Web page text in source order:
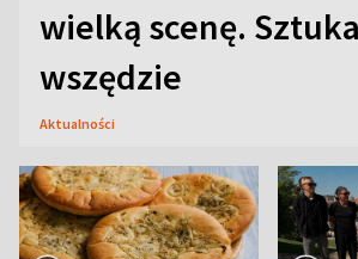
wielką scenę.
wszędzie
Aktualności